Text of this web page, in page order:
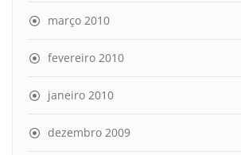
março 2010
fevereiro 2010
janeiro 2010
dezembro 2009